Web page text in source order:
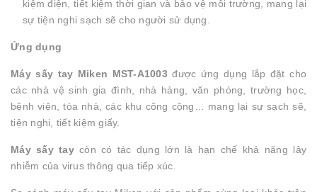
kiệm điện, tiết kiệm thời gian và bảo vệ môi trường, mang lại
sự tiện nghi sạch sẽ cho người sử dụng.
Ứng dụng
Máy sấy tay Miken MST-A1003được ứng dụng lắp đặt cho
các nhà vệ sinh gia đình, nhà hàng, văn phòng, trường học,
bệnh viện, tòa nhà, các khu công cộng… mang lại sự sạch sẽ,
tiện nghi, tiết kiệm giấy.
Máy sấy taycòn có tác dụng lớn là hạn chế khả năng lây
nhiễm của virus thông qua tiếp xúc.